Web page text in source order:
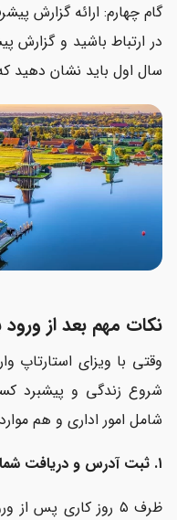
گام چهارم: ارائه گزارش
در ارتباط باشید و
سال اول باید نشان دهید
نکات مهم بعد از ورود
وقتی با ویزای استارتاپ
شروع زندگی و پیشبرد
شامل امور اداری و هم
۱. ثبت آدرس و دریافت شماره BSN (شماره شهروندی)
ظرف ۵ روز کاری پس